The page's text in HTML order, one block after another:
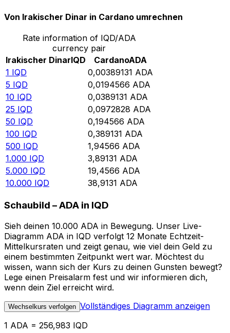
Von Irakischer Dinar in Cardano umrechnen
Rate information of IQD/ADA
currency pair
Irakischer DinarIQD CardanoADA
1 IQD 0,00389131 ADA
5 IQD 0,0194566 ADA
10 IQD 0,0389131 ADA
25 IQD 0,0972828 ADA
50 IQD 0,194566 ADA
100 IQD 0,389131 ADA
500 IQD 1,94566 ADA
1.000 IQD 3,89131 ADA
5.000 IQD 19,4566 ADA
10.000 IQD 38,9131 ADA
Schaubild – ADA in IQD
Sieh deinen 10.000 ADA in Bewegung. Unser Live-
Diagramm ADA in IQD verfolgt 12 Monate Echtzeit-
Mittelkursraten und zeigt genau, wie viel dein Geld zu
einem bestimmten Zeitpunkt wert war. Möchtest du
wissen, wann sich der Kurs zu deinen Gunsten bewegt?
Lege einen Preisalarm fest und wir informieren dich,
wenn dein Ziel erreicht wird.
Wechselkurs verfolgen Vollständiges Diagramm anzeigen
1 ADA = 256,983 IQD